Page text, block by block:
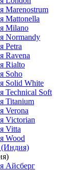
Marenostrum
Mattonella
Milano
Normandy
Petra
Ravena
Rialto
Soho
Solid White
Technical Soft
Titanium
Verona
Victorian
Vitta
Wood
(Индия)
Айсберг